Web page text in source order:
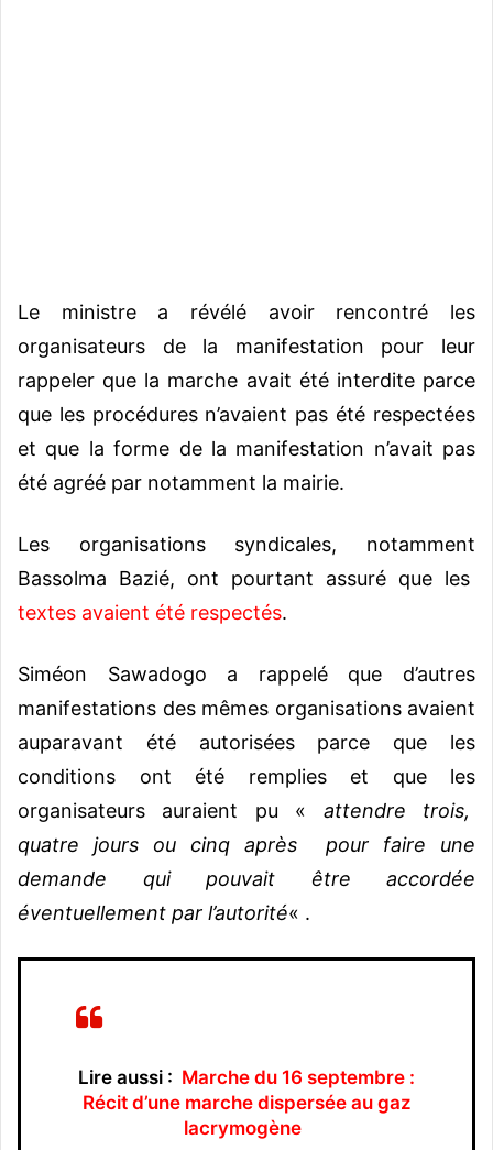
Le ministre a révélé avoir rencontré les
organisateurs de la manifestation pour leur
rappeler que la marche avait été interdite parce
que les procédures n’avaient pas été respectées
et que la forme de la manifestation n’avait pas
été agréé par notamment la mairie.
Les organisations syndicales, notamment
Bassolma Bazié, ont pourtant assuré que les
textes avaient été respectés.
Siméon Sawadogo a rappelé que d’autres
manifestations des mêmes organisations avaient
auparavant été autorisées parce que les
conditions ont été remplies et que les
organisateurs auraient pu « attendre trois,
quatre jours ou cinq après pour faire une
demande qui pouvait être accordée
éventuellement par l’autorité« .
Lire aussi : Marche du 16 septembre :
Récit d’une marche dispersée au gaz
lacrymogène